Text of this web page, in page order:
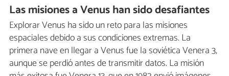
Las misiones a Venus han sido desafiantes
Explorar Venus ha sido un reto para las misiones
espaciales debido a sus condiciones extremas. La
primera nave en llegar a Venus fue la soviética Venera 3,
aunque se perdió antes de transmitir datos. La misión